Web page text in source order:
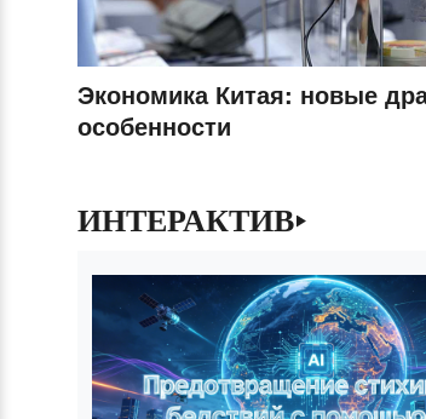
Экономика Китая: новые
особенности
ИНТЕРАКТИВ